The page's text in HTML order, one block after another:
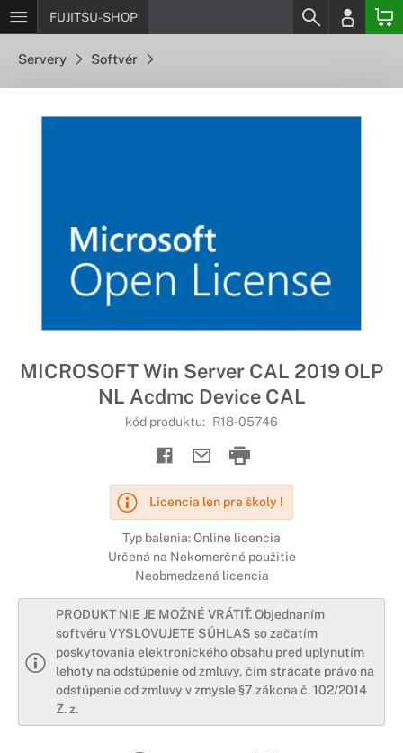
FUJITSU-SHOP
Servery Softvér
MICROSOFT Win Server CAL 2019 OLP
NL Acdmc Device CAL
kód produktu: R18-05746
Licencia len pre školy !
Typ balenia: Online licencia
Určená na Nekomerčné použitie
Neobmedzená licencia
PRODUKT NIE JE MOŽNÉ VRÁTIŤ. Objednaním
softvéru VYSLOVUJETE SÚHLAS so začatím
poskytovania elektronického obsahu pred uplynutím
lehoty na odstúpenie od zmluvy, čím strácate právo na
odstúpenie od zmluvy v zmysle §7 zákona č. 102/2014
Z. z.